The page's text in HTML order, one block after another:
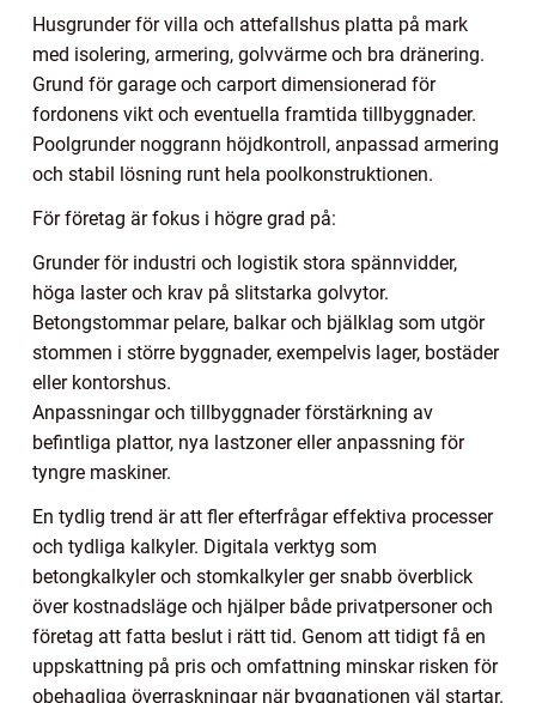
Husgrunder för villa och attefallshus platta på mark
med isolering, armering, golvvärme och bra dränering.
Grund för garage och carport dimensionerad för
fordonens vikt och eventuella framtida tillbyggnader.
Poolgrunder noggrann höjdkontroll, anpassad armering
och stabil lösning runt hela poolkonstruktionen.
För företag är fokus i högre grad på:
Grunder för industri och logistik stora spännvidder,
höga laster och krav på slitstarka golvytor.
Betongstommar pelare, balkar och bjälklag som utgör
stommen i större byggnader, exempelvis lager, bostäder
eller kontorshus.
Anpassningar och tillbyggnader förstärkning av
befintliga plattor, nya lastzoner eller anpassning för
tyngre maskiner.
En tydlig trend är att fler efterfrågar effektiva processer
och tydliga kalkyler. Digitala verktyg som
betongkalkyler och stomkalkyler ger snabb överblick
över kostnadsläge och hjälper både privatpersoner och
företag att fatta beslut i rätt tid. Genom att tidigt få en
uppskattning på pris och omfattning minskar risken för
obehagliga överraskningar när byggnationen väl startar.